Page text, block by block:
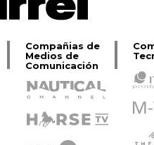
Compañias de
Medios de
Comunicación